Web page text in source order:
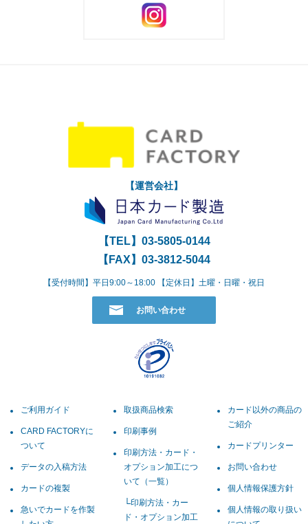
【運営会社】
【TEL】 03-5805-0144
【FAX】03-3812-5044
【受付時間】平日9:00～18:00 【定休日】土曜・日曜・祝日
お問い合わせ
ご利用ガイド
CARD FACTORYに
ついて
データの入稿方法
カードの複製
急いでカードを作製
取扱商品検索
印刷事例
印刷方法・カード・
オプション加工につ
いて（一覧）
印刷方法・カー
ド・オプション加工
カード以外の商品の
ご紹介
カードプリンター
お問い合わせ
個人情報保護方針
個人情報の取り扱い